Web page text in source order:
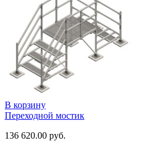
В корзину
Переходной мостик
136 620.00 руб.